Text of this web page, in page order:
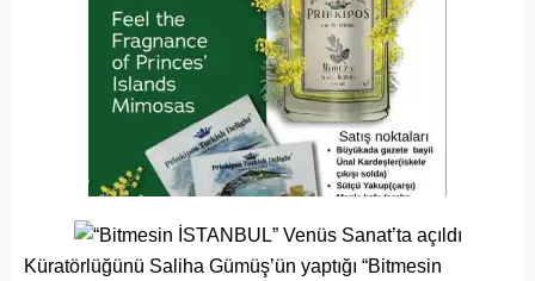
Küratörlüğünü Saliha Gümüş’ün yaptığı “Bitmesin